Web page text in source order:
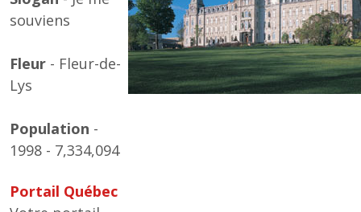
souviens
Fleur - Fleur-de-
Lys
Population -
1998 - 7,334,094
Portail Québec